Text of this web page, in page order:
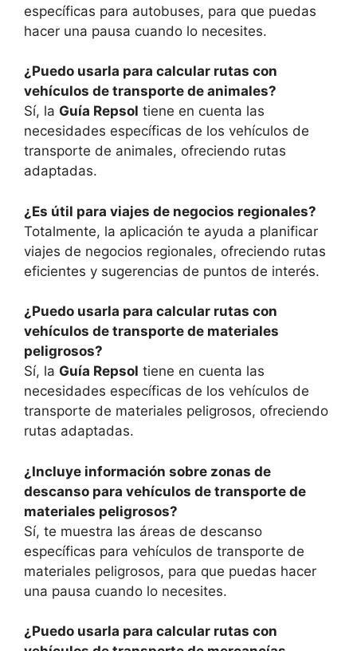
específicas para autobuses, para que puedas
hacer una pausa cuando lo necesites.
¿Puedo usarla para calcular rutas con
vehículos de transporte de animales?
Sí, la Guía Repsol tiene en cuenta las
necesidades específicas de los vehículos de
transporte de animales, ofreciendo rutas
adaptadas.
¿Es útil para viajes de negocios regionales?
Totalmente, la aplicación te ayuda a planificar
viajes de negocios regionales, ofreciendo rutas
eficientes y sugerencias de puntos de interés.
¿Puedo usarla para calcular rutas con
vehículos de transporte de materiales
peligrosos?
Sí, la Guía Repsol tiene en cuenta las
necesidades específicas de los vehículos de
transporte de materiales peligrosos, ofreciendo
rutas adaptadas.
¿Incluye información sobre zonas de
descanso para vehículos de transporte de
materiales peligrosos?
Sí, te muestra las áreas de descanso
específicas para vehículos de transporte de
materiales peligrosos, para que puedas hacer
una pausa cuando lo necesites.
¿Puedo usarla para calcular rutas con